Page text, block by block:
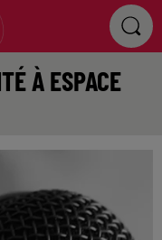
À ESPACE